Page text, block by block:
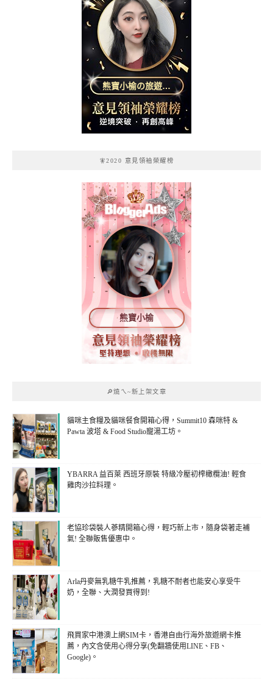
熊寶小榆の旅遊日
記
🧚2020 意見領袖榮耀榜
熊寶小榆
🔎燒ㄟ~新上架文章
貓咪主食糧及貓咪餐食開箱心得，Summit10 森咪特 &
Pawta 波塔 & Food Studio寵湯工坊。
YBARRA 益百萊 西班牙原裝 特級冷壓初榨橄欖油! 輕食
雞肉沙拉料理。
老協珍袋裝人蔘精開箱心得，輕巧新上市，隨身袋著走補
氣! 全聯販售優惠中。
Arla丹麥無乳糖牛乳推薦，乳糖不耐者也能安心享受牛
奶，全聯、大潤發買得到!
飛買家中港澳上網SIM卡，香港自由行海外旅遊網卡推
薦，內文含使用心得分享(免翻牆使用LINE、FB、
Google)。